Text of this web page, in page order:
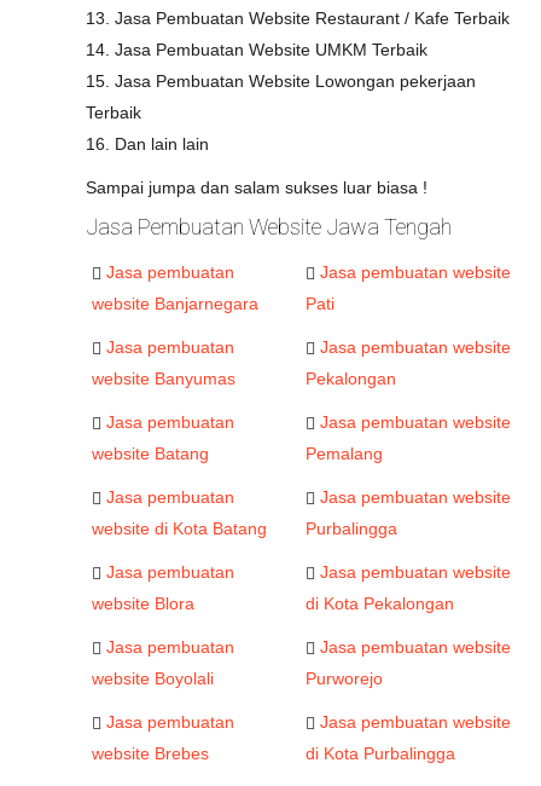
13. Jasa Pembuatan Website Restaurant / Kafe Terbaik
14. Jasa Pembuatan Website UMKM Terbaik
15. Jasa Pembuatan Website Lowongan pekerjaan
Terbaik
16. Dan lain lain
Sampai jumpa dan salam sukses luar biasa !
Jasa Pembuatan Website Jawa Tengah
Jasa pembuatan
website Banjarnegara
Jasa pembuatan website
Pati
Jasa pembuatan
website Banyumas
Jasa pembuatan website
Pekalongan
Jasa pembuatan
website Batang
Jasa pembuatan website
Pemalang
Jasa pembuatan
website di Kota Batang
Jasa pembuatan website
Purbalingga
Jasa pembuatan
website Blora
Jasa pembuatan website
di Kota Pekalongan
Jasa pembuatan
website Boyolali
Jasa pembuatan website
Purworejo
Jasa pembuatan
website Brebes
Jasa pembuatan website
di Kota Purbalingga